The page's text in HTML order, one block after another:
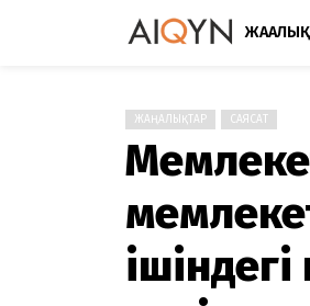
ЖАҢАЛЫҚТАР САЯСАТ